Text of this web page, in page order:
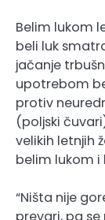
Belim lukom
beli luk
jačanje
upotrebom
protiv
(poljski
velikih letnjih
belim lukom i
“Ništa nije